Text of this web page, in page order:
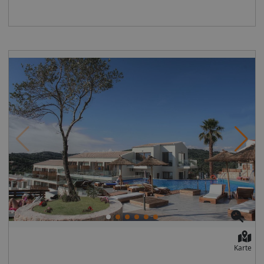
Kinderspielplatz, Babybetten auf Anfrage (inklusive).
Unterhaltung/Animation: 2x pro Woche Themenabende
mit Musik und griechischen Tänzen. Zusatzinfo: Ab
01.01.2018 wird in Griechenland eine Bettensteuer
eingeführt. Diese richtet sich nach der Kategorie des
Hotels und muss vor Ort in bar bezahlt werden. 1 oder
2 Sterne: 0,50 € pro Zimmer/pro Tag 3 Sterne: 1,50 €
pro Zimmer/pro Tag 4 Sterne: 3,00 € pro Zimmer/pro
Tag 5 Sterne: 4,00 € pro Zimmer/pro Tag Eine
Rückerstattung ist nicht möglich. Bei planmäßiger
Ankunft im Zielgebiet ab 04:00 Uhr morgens steht das
Hotelzimmer am Ankunftstag erst ab der offiziellen
Check-In-Zeit des jeweiligen Hotels zur Verfügung.
Ebenso ist die offizielle Check-Out-Zeit des Hotels am
Rückflügen bis Mitternacht ist die offizielle Check-Out-
Balkon/Terrasse. Wahlweise mit Meerblick (DZM). Max.
TV, WLAN, Safe. Bad/Dusche, WC, Föhn.
Balkon/Terrasse. Meerblick. Max. 3E Juniorsuiten (JSP,
ca. 25 qm), Klimaanlage, Minibar, TV, WLAN, Safe.
Bad/Dusche, WC, Föhn. Terrasse. Direkter Poolzugang.
Max. 3E Essen und Trinken: all inclusive:
Frühstücksbuffet, mittags und abends kaltes/warmes
Buffet Nationale alkoholfreie und alkoholische Getränke
von 07:30-22:45 Uhr Wellness und Fitness: Fitnesstudio
Unterhaltung: 2x wöchentlich Themenabend mit
Livemusik und griechischen Tänzen
Karte